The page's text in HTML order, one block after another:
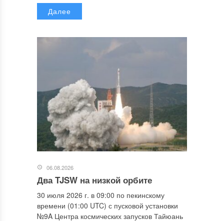
Далее
06.08.2026
Два TJSW на низкой орбите
30 июля 2026 г. в 09:00 по пекинскому
времени (01:00 UTC) с пусковой установки
№9A Центра космических запусков Тайюань